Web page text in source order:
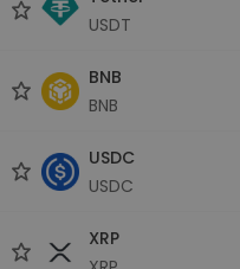
USDT
BNB
BNB
USDC
USDC
XRP